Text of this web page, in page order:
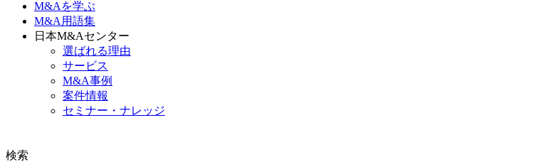
M&Aを学ぶ
M&A用語集
日本M&Aセンター
選ばれる理由
サービス
M&A事例
案件情報
セミナー・ナレッジ
検索